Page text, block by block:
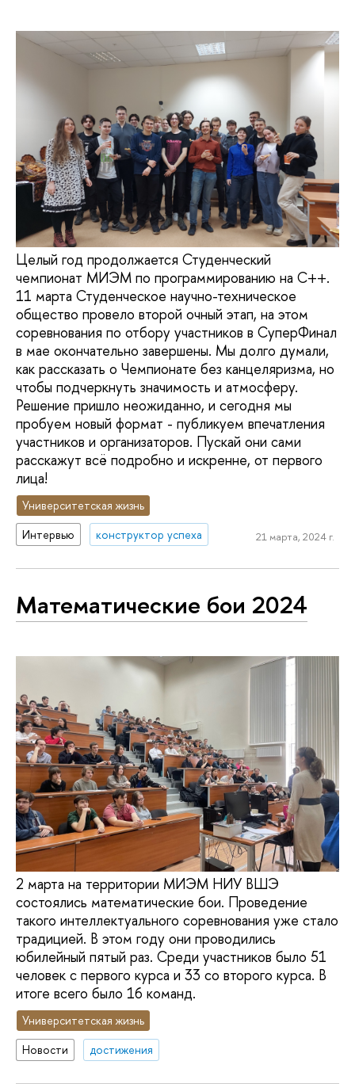
Целый год продолжается Студенческий
чемпионат МИЭМ по программированию на C++.
11 марта Студенческое научно-техническое
общество провело второй очный этап, на этом
соревнования по отбору участников в СуперФинал
в мае окончательно завершены. Мы долго думали,
как рассказать о Чемпионате без канцеляризма, но
чтобы подчеркнуть значимость и атмосферу.
Решение пришло неожиданно, и сегодня мы
пробуем новый формат - публикуем впечатления
участников и организаторов. Пускай они сами
расскажут всё подробно и искренне, от первого
лица!
Университетская жизнь
Интервью
конструктор успеха 21 марта, 2024 г.
Математические бои 2024
2 марта на территории МИЭМ НИУ ВШЭ
состоялись математические бои. Проведение
такого интеллектуального соревнования уже стало
традицией. В этом году они проводились
юбилейный пятый раз. Среди участников было 51
человек с первого курса и 33 со второго курса. В
итоге всего было 16 команд.
Университетская жизнь
Новости
достижения